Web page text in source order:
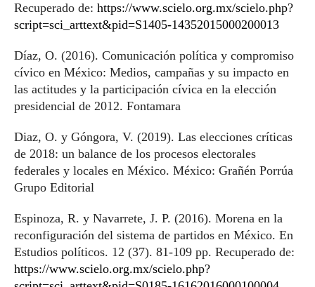
Recuperado de: https://www.scielo.org.mx/scielo.php?
script=sci_arttext&pid=S1405-14352015000200013
Díaz, O. (2016). Comunicación política y compromiso
cívico en México: Medios, campañas y su impacto en
las actitudes y la participación cívica en la elección
presidencial de 2012. Fontamara
Diaz, O. y Góngora, V. (2019). Las elecciones críticas
de 2018: un balance de los procesos electorales
federales y locales en México. México: Grañén Porrúa
Grupo Editorial
Espinoza, R. y Navarrete, J. P. (2016). Morena en la
reconfiguración del sistema de partidos en México. En
Estudios políticos. 12 (37). 81-109 pp. Recuperado de:
https://www.scielo.org.mx/scielo.php?